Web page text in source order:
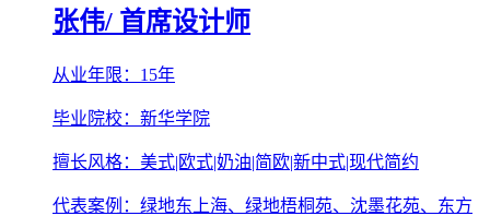
张伟/ 首席设计师
从业年限：15年
毕业院校：新华学院
擅长风格：美式|欧式|奶油|简欧|新中式|现代简约
代表案例：绿地东上海、绿地梧桐苑、沈墨花苑、东方